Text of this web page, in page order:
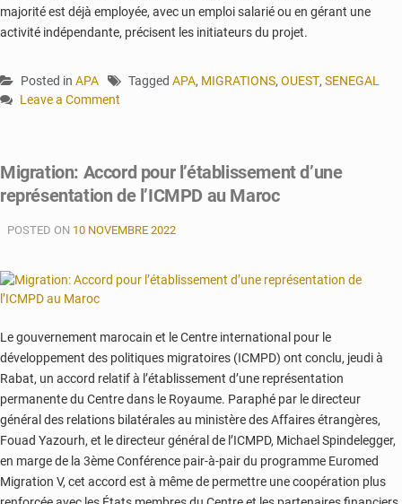
majorité est déjà employée, avec un emploi salarié ou en gérant une
activité indépendante, précisent les initiateurs du projet.
Posted in APA Tagged APA, MIGRATIONS, OUEST, SENEGAL
Leave a Comment
l’UE
veut
la
Migration: Accord pour l’établissement d’une
représentation de l’ICMPD au Maroc
POSTED ON 10 NOVEMBRE 2022
Le gouvernement marocain et le Centre international pour le
développement des politiques migratoires (ICMPD) ont conclu, jeudi à
Rabat, un accord relatif à l’établissement d’une représentation
permanente du Centre dans le Royaume. Paraphé par le directeur
général des relations bilatérales au ministère des Affaires étrangères,
Fouad Yazourh, et le directeur général de l’ICMPD, Michael Spindelegger,
en marge de la 3ème Conférence pair-à-pair du programme Euromed
Migration V, cet accord est à même de permettre une coopération plus